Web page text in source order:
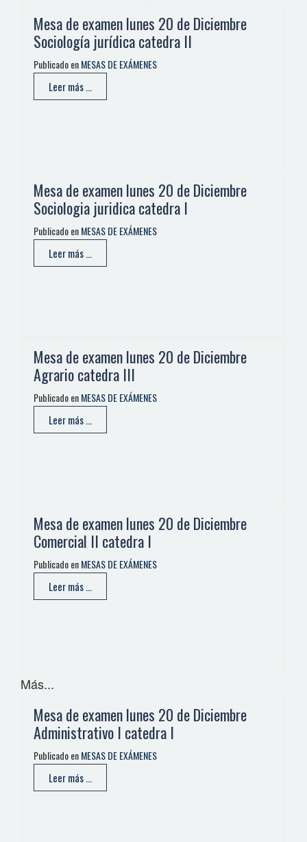
Mesa de examen lunes 20 de Diciembre
Sociología jurídica catedra II
Publicado enMESAS DE EXÁMENES
Leer más ...
Mesa de examen lunes 20 de Diciembre
Sociologia juridica catedra I
Publicado enMESAS DE EXÁMENES
Leer más ...
Mesa de examen lunes 20 de Diciembre
Agrario catedra III
Publicado enMESAS DE EXÁMENES
Leer más ...
Mesa de examen lunes 20 de Diciembre
Comercial II catedra I
Publicado enMESAS DE EXÁMENES
Leer más ...
Más...
Mesa de examen lunes 20 de Diciembre
Administrativo I catedra I
Publicado enMESAS DE EXÁMENES
Leer más ...